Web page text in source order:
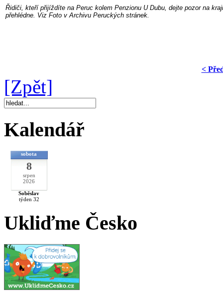
Řidiči, kteří přijíždíte na Peruc kolem Penzionu U Dubu, dejte pozor na
přehlédne. Viz Foto v Archivu Peruckých stránek.
<
[Zpět]
Kalendář
sobota
8
srpen
2026
Soběslav
týden 32
Ukliďme Česko